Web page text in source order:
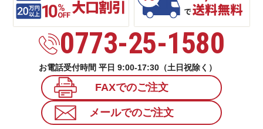
0773-25-1580
お電話受付時間 平日 9:00-17:30（土日祝除く）
FAXでのご注文
メールでのご注文